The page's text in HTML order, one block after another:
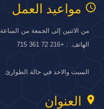
access_time مواعيد العمل
من الاثنين إلى الجمعة من الساعة 9 صباحًا حتى الساعة 5 مساءً
الهاتف. : +216 72 361 715
السبت والاحد في حالة الطوارئ
location_on العنوان